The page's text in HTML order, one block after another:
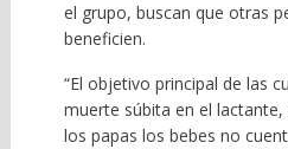
el grupo, buscan que otras
beneficien.
“El objetivo principal de las
muerte súbita en el
los papas los bebes no